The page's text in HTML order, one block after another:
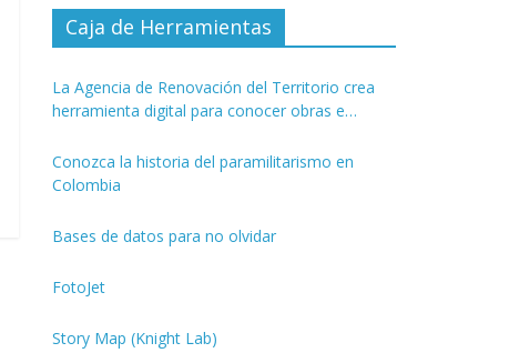
Caja de Herramientas
La Agencia de Renovación del Territorio crea
herramienta digital para conocer obras e
Conozca la historia del paramilitarismo en
Colombia
Bases de datos para no olvidar
FotoJet
Story Map (Knight Lab)